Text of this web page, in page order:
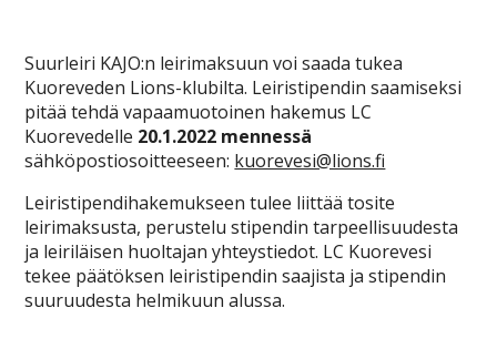
Suurleiri KAJO:n leirimaksuun voi saada tukea
Kuoreveden Lions-klubilta. Leiristipendin saamiseksi
pitää tehdä vapaamuotoinen hakemus LC
Kuorevedelle 20.1.2022 mennessä
sähköpostiosoitteeseen: kuorevesi@lions.fi
Leiristipendihakemukseen tulee liittää tosite
leirimaksusta, perustelu stipendin tarpeellisuudesta
ja leiriläisen huoltajan yhteystiedot. LC Kuorevesi
tekee päätöksen leiristipendin saajista ja stipendin
suuruudesta helmikuun alussa.